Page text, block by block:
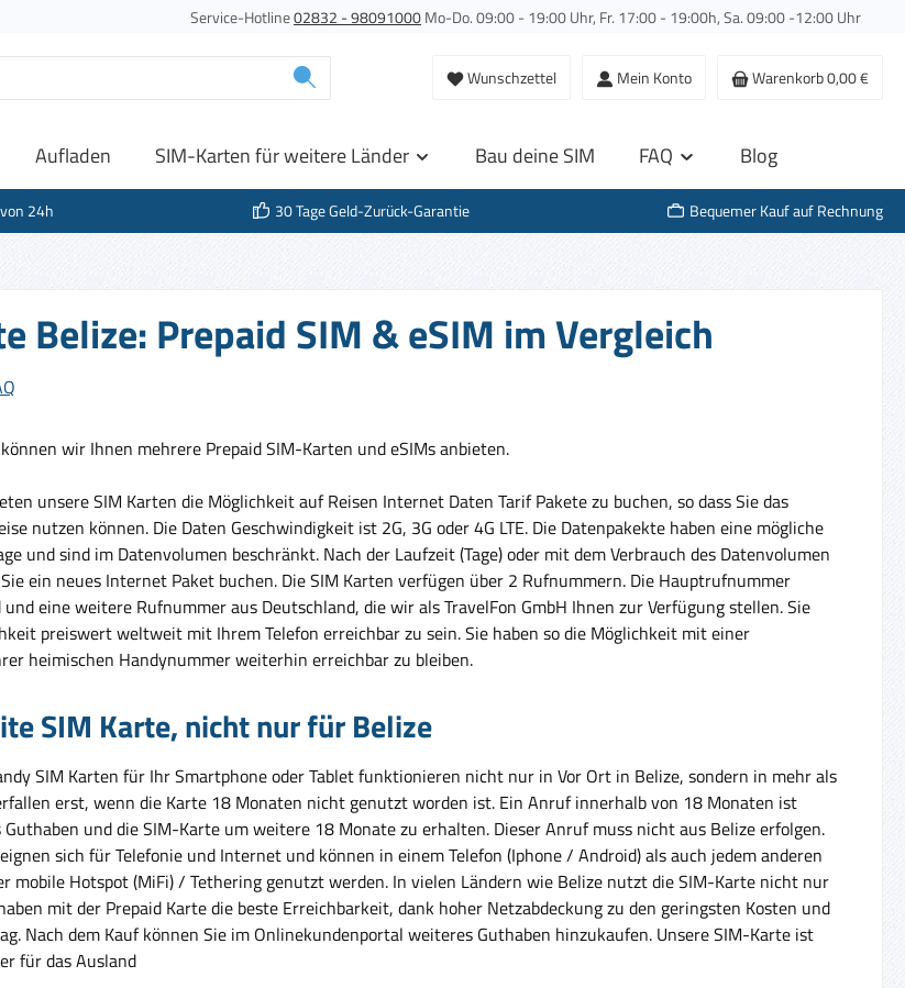
Service-Hotline02832 - 98091000Mo-Do. 09:00 - 19:00 Uhr, Fr. 17:00 - 19:00h, Sa. 09:00 -12:00 Uhr
Wunschzettel Mein Konto Warenkorb0,00 €
Aufladen SIM-Karten für weitere Länder Bau deine SIM FAQ Blog
24h 30 Tage Geld-Zurück-Garantie
Bequemer Kauf auf Rechnung
Belize: Prepaid SIM & eSIM im Vergleich
wir Ihnen mehrere Prepaid SIM-Karten und eSIMs anbieten.
unsere SIM Karten die Möglichkeit auf Reisen Internet Daten Tarif Pakete zu buchen, so dass Sie das
nutzen können. Die Daten Geschwindigkeit ist 2G, 3G oder 4G LTE. Die Datenpakekte haben eine mögliche
und sind im Datenvolumen beschränkt. Nach der Laufzeit (Tage) oder mit dem Verbrauch des Datenvolumen
ein neues Internet Paket buchen. Die SIM Karten verfügen über 2 Rufnummern. Die Hauptrufnummer
eine weitere Rufnummer aus Deutschland, die wir als TravelFon GmbH Ihnen zur Verfügung stellen. Sie
preiswert weltweit mit Ihrem Telefon erreichbar zu sein. Sie haben so die Möglichkeit mit einer
heimischen Handynummer weiterhin erreichbar zu bleiben.
SIM Karte, nicht nur für Belize
SIM Karten für Ihr Smartphone oder Tablet funktionieren nicht nur in Vor Ort in Belize, sondern in mehr als
erst, wenn die Karte 18 Monaten nicht genutzt worden ist. Ein Anruf innerhalb von 18 Monaten ist
Guthaben und die SIM-Karte um weitere 18 Monate zu erhalten. Dieser Anruf muss nicht aus Belize erfolgen.
sich für Telefonie und Internet und können in einem Telefon (Iphone / Android) als auch jedem anderen
mobile Hotspot (MiFi) / Tethering genutzt werden. In vielen Ländern wie Belize nutzt die SIM-Karte nicht nur
mit der Prepaid Karte die beste Erreichbarkeit, dank hoher Netzabdeckung zu den geringsten Kosten und
Nach dem Kauf können Sie im Onlinekundenportal weiteres Guthaben hinzukaufen. Unsere SIM-Karte ist
für das Ausland